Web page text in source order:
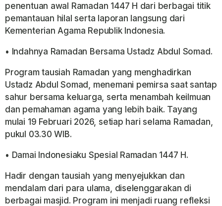
penentuan awal Ramadan 1447 H dari berbagai titik
pemantauan hilal serta laporan langsung dari
Kementerian Agama Republik Indonesia.
• Indahnya Ramadan Bersama Ustadz Abdul Somad.
Program tausiah Ramadan yang menghadirkan
Ustadz Abdul Somad, menemani pemirsa saat santap
sahur bersama keluarga, serta menambah keilmuan
dan pemahaman agama yang lebih baik. Tayang
mulai 19 Februari 2026, setiap hari selama Ramadan,
pukul 03.30 WIB.
• Damai Indonesiaku Spesial Ramadan 1447 H.
Hadir dengan tausiah yang menyejukkan dan
mendalam dari para ulama, diselenggarakan di
berbagai masjid. Program ini menjadi ruang refleksi